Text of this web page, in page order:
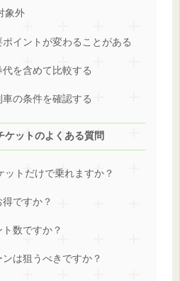
象外
イントが変わることがある
を含めて比較する
の条件を確認する
ケットのよくある質問
ットだけで乗れますか？
ですか？
数ですか？
は狙うべきですか？